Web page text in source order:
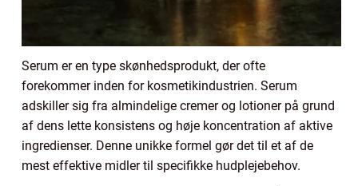
Serum er en type skønhedsprodukt, der ofte
forekommer inden for kosmetikindustrien. Serum
adskiller sig fra almindelige cremer og lotioner på grund
af dens lette konsistens og høje koncentration af aktive
ingredienser. Denne unikke formel gør det til et af de
mest effektive midler til specifikke hudplejebehov.